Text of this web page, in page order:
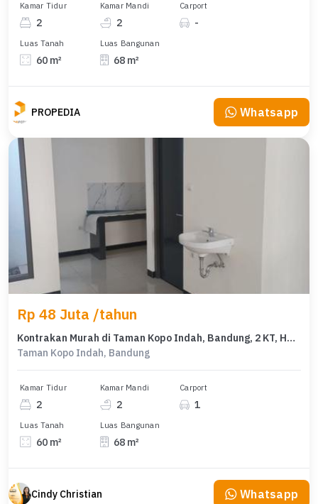
Kamar Tidur
2
Kamar Mandi
2
Carport
-
Luas Tanah
60 m²
Luas Bangunan
68 m²
PROPEDIA Whatsapp
Rp 48 Juta /tahun
Kontrakan Murah di Taman Kopo Indah, Bandung, 2 KT, Harga 48 Juta /tahun
Taman Kopo Indah, Bandung
Kamar Tidur
2
Kamar Mandi
2
Carport
1
Luas Tanah
60 m²
Luas Bangunan
68 m²
Cindy Christian Whatsapp